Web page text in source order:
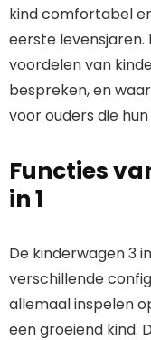
kind comfortabel
eerste levensjaren.
voordelen van
bespreken, en
voor ouders die
Functies
in 1
De kinderwagen 3
verschillende
allemaal inspelen
een groeiend kind.